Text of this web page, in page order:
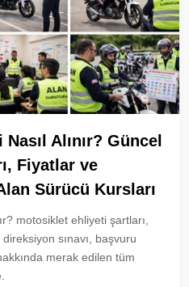
Alınır? Güncel
Fiyatlar ve
Sürücü Kursları
motosiklet ehliyeti şartları,
sınavı, başvuru
merak edilen tüm